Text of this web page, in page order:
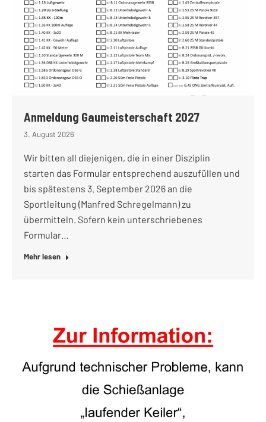
Anmeldung Gaumeisterschaft 2027
3. August 2026
Wir bitten all diejenigen, die in einer Disziplin
starten das Formular entsprechend auszufüllen und
bis spätestens 3. September 2026 an die
Sportleitung (Manfred Schregelmann) zu
übermitteln. Sofern kein unterschriebenes
Formular…
Mehr lesen